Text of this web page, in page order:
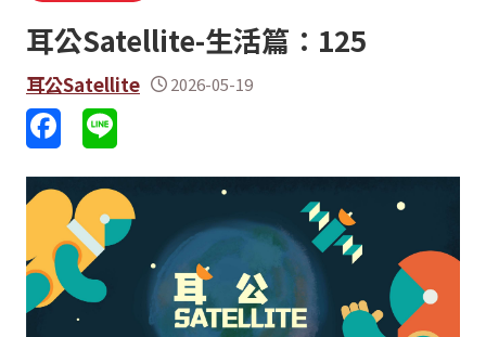
耳公Satellite-生活篇：125
耳公Satellite 2026-05-19